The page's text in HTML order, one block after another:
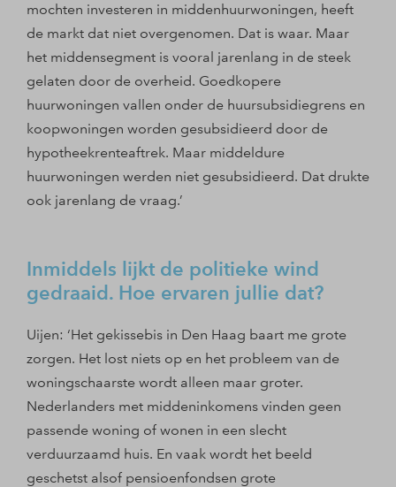
mochten investeren in middenhuurwoningen, heeft
de markt dat niet overgenomen. Dat is waar. Maar
het middensegment is vooral jarenlang in de steek
gelaten door de overheid. Goedkopere
huurwoningen vallen onder de huursubsidiegrens en
koopwoningen worden gesubsidieerd door de
hypotheekrenteaftrek. Maar middeldure
huurwoningen werden niet gesubsidieerd. Dat drukte
ook jarenlang de vraag.’
Inmiddels lijkt de politieke wind
gedraaid. Hoe ervaren jullie dat?
Uijen: ‘Het gekissebis in Den Haag baart me grote
zorgen. Het lost niets op en het probleem van de
woningschaarste wordt alleen maar groter.
Nederlanders met middeninkomens vinden geen
passende woning of wonen in een slecht
verduurzaamd huis. En vaak wordt het beeld
geschetst alsof pensioenfondsen grote